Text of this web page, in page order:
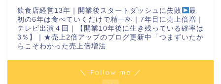
飲食店経営13年｜開業後スタートダッシュに失敗
最
初の6年は食べていくだけで精一杯｜7年目に売上倍増｜
テレビ出演４回｜【開業10年後に生き残っている確率は
3％】｜★売上2倍アップのブログ更新中「つまずいたか
らこそわかった売上倍増法
＼ Follow me ／